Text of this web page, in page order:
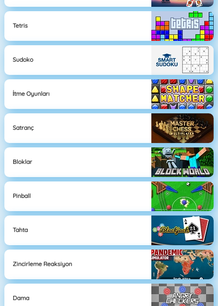
Tetris
Sudoko
İtme Oyunları
Satranç
Bloklar
Pinball
Tahta
Zincirleme Reaksiyon
Dama